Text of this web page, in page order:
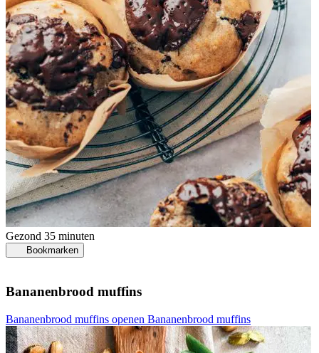
Gezond 35 minuten
Bookmarken
Bananenbrood muffins
Bananenbrood muffins openen Bananenbrood muffins